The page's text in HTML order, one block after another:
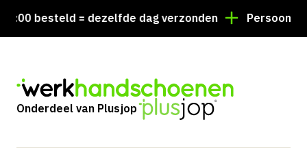
besteld = dezelfde dag verzonden Persoonlijk
Onderdeel van Plusjop